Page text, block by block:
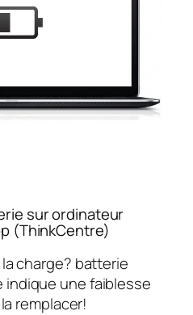
sur ordinateur
(ThinkCentre)
charge? batterie
une faiblesse
remplacer!